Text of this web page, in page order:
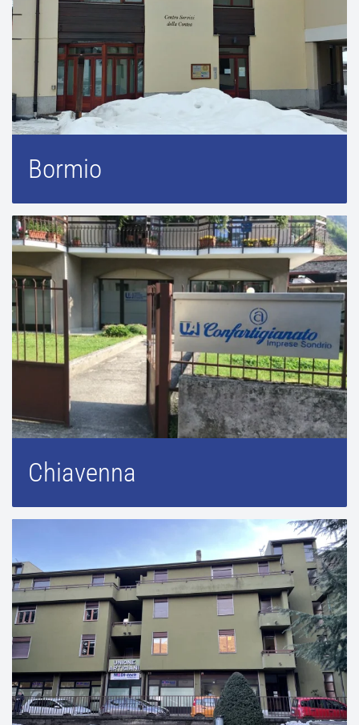
Bormio
Chiavenna